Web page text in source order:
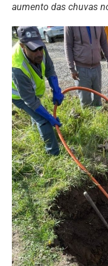
aumento das chuvas